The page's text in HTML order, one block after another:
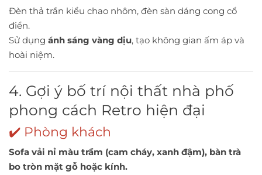
Đèn thả trần kiểu chao nhôm, đèn sàn dáng cong cổ
điển.
Sử dụng ánh sáng vàng dịu, tạo không gian ấm áp và
hoài niệm.
4. Gợi ý bố trí nội thất nhà phố
phong cách Retro hiện đại
✔️ Phòng khách
Sofa vải nỉ màu trầm (cam cháy, xanh đậm), bàn trà
bo tròn mặt gỗ hoặc kính.